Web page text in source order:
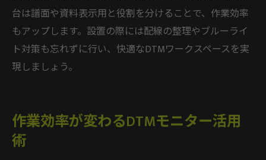
台は譜面や資料表示用と役割を分けることで、作業効率
もアップします。設置の際には配線の整理やブルーライ
ト対策も忘れずに行い、快適なDTMワークスペースを実
現しましょう。
作業効率が変わるDTMモニター活用
術